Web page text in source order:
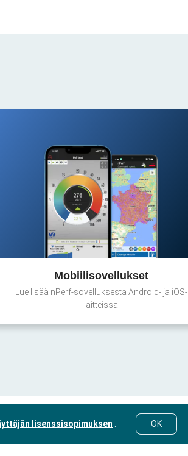
Mobiilisovellukset
Lue lisää nPerf-sovelluksesta Android- ja iOS-
laitteissa
lisenssisopimuksen OK